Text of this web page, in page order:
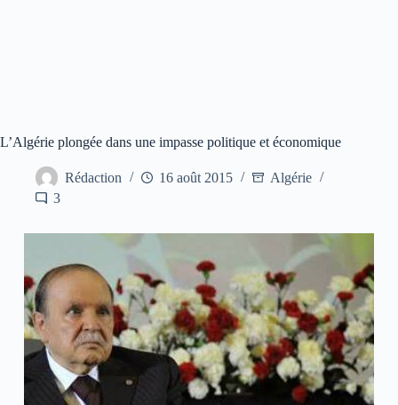
L’Algérie plongée dans une impasse politique et économique
Rédaction 16 août 2015
Algérie
3